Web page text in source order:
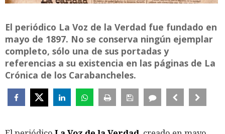
El periódico La Voz de la Verdad fue fundado en
mayo de 1897. No se conserva ningún ejemplar
completo, sólo una de sus portadas y
referencias a su existencia en las páginas de La
Crónica de los Carabancheles.